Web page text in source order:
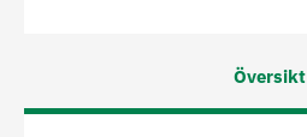
Översikt